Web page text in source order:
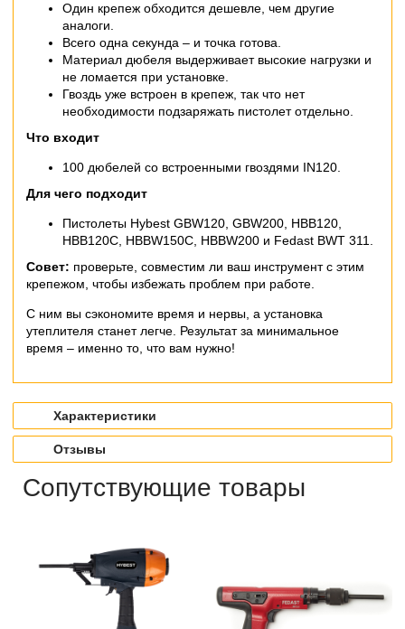
Один крепеж обходится дешевле, чем другие
аналоги.
Всего одна секунда – и точка готова.
Материал дюбеля выдерживает высокие нагрузки и
не ломается при установке.
Гвоздь уже встроен в крепеж, так что нет
необходимости подзаряжать пистолет отдельно.
Что входит
100 дюбелей со встроенными гвоздями IN120.
Для чего подходит
Пистолеты Hybest GBW120, GBW200, HBB120,
HBB120C, HBBW150C, HBBW200 и Fedast BWT 311.
Совет: проверьте, совместим ли ваш инструмент с этим
крепежом, чтобы избежать проблем при работе.
С ним вы сэкономите время и нервы, а установка
утеплителя станет легче. Результат за минимальное
время – именно то, что вам нужно!
Характеристики
Отзывы
Сопутствующие товары